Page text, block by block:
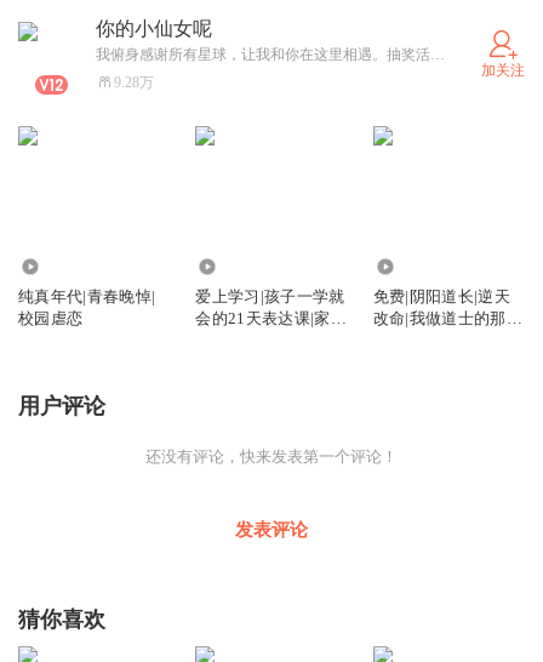
你的小仙女呢
我俯身感谢所有星球，让我和你在这里相遇。抽奖活动加首页薇薇进粉丝群领取
9.28万
加关注
纯真年代|青春晚悼|
校园虐恋
爱上学习|孩子一学就
会的21天表达课|家长
免费|阴阳道长|逆天
改命|我做道士的那些
用户评论
还没有评论，快来发表第一个评论！
发表评论
猜你喜欢